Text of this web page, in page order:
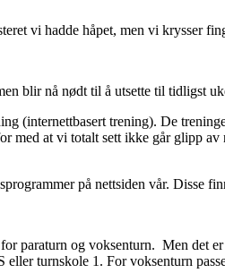
vi hadde håpet, men vi krysser
blir nå nødt til å utsette til tidligst
(internettbasert trening). De
med at vi totalt sett ikke går glipp
på nettsiden vår. Disse
paraturn og voksenturn. Men det
eller turnskole 1. For voksenturn